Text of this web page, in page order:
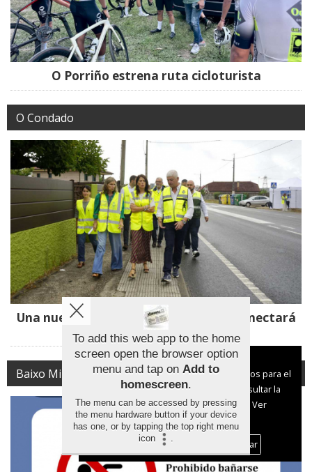
O Porriño estrena ruta cicloturista
O Condado
Una nueva senda peatonal y ciclista conectará
Ponteareas y Mondariz
Baixo Miño
Aviso sobre el Uso de cookies:
Utilizamos cookies nuestras y de terceros para el
funcionamiento del digital. Puedes consultar la
lista de cookies y como desconectarlas.
Ver
nuestra Política de Privacidad y Cookies
Aceptar Cookies
Personalizar
To add this web app to the home
screen open the browser option
menu and tap on Add to
homescreen.
The menu can be accessed by pressing
the menu hardware button if your device
has one, or by tapping the top right menu
icon
.